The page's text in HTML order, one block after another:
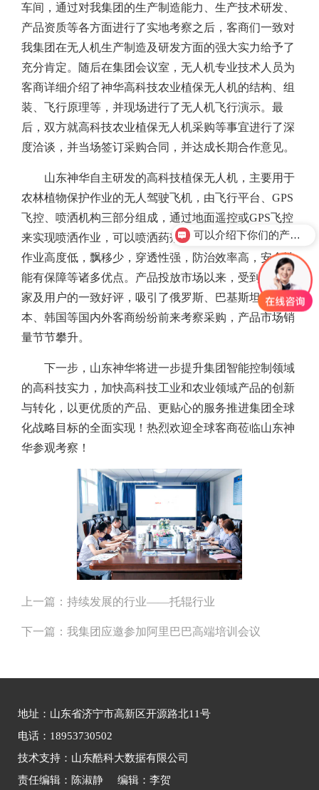
车间，通过对我集团的生产制造能力、生产技术研发、
产品资质等各方面进行了实地考察之后，客商们一致对
我集团在无人机生产制造及研发方面的强大实力给予了
充分肯定。随后在集团会议室，无人机专业技术人员为
客商详细介绍了神华高科技农业植保无人机的结构、组
装、飞行原理等，并现场进行了无人机飞行演示。最
后，双方就高科技农业植保无人机采购等事宜进行了深
度洽谈，并当场签订采购合同，并达成长期合作意见。
山东神华自主研发的高科技植保无人机，主要用于
农林植物保护作业的无人驾驶飞机，由飞行平台、GPS
飞控、喷洒机构三部分组成，通过地面遥控或GPS飞控
来实现喷洒作业，可以喷洒药剂、种子、粉剂等，具有
作业高度低，飘移少，穿透性强，防治效率高，安全性
能有保障等诸多优点。产品投放市场以来，受到业内专
家及用户的一致好评，吸引了俄罗斯、巴基斯坦、日
本、韩国等国内外客商纷纷前来考察采购，产品市场销
量节节攀升。
下一步，山东神华将进一步提升集团智能控制领域
的高科技实力，加快高科技工业和农业领域产品的创新
与转化，以更优质的产品、更贴心的服务推进集团全球
化战略目标的全面实现！热烈欢迎全球客商莅临山东神
华参观考察！
上一篇： 持续发展的行业——托辊行业
下一篇： 我集团应邀参加阿里巴巴高端培训会议
地址：山东省济宁市高新区开源路北11号
电话：18953730502
技术支持：山东酷科大数据有限公司
责任编辑：陈淑静 编辑：李贺
可以介绍下你们的产品么？